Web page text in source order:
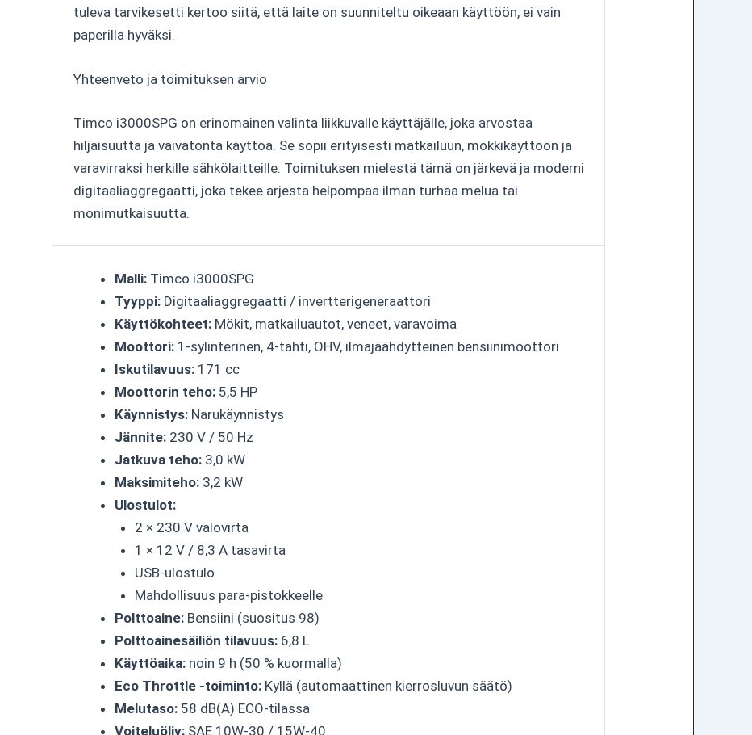
tuleva tarvikesetti kertoo siitä, että laite on suunniteltu oikeaan käyttöön, ei vain
paperilla hyväksi.
Yhteenveto ja toimituksen arvio
Timco i3000SPG on erinomainen valinta liikkuvalle käyttäjälle, joka arvostaa
hiljaisuutta ja vaivatonta käyttöä. Se sopii erityisesti matkailuun, mökkikäyttöön ja
varavirraksi herkille sähkölaitteille. Toimituksen mielestä tämä on järkevä ja moderni
digitaaliaggregaatti, joka tekee arjesta helpompaa ilman turhaa melua tai
monimutkaisuutta.
Malli:Timco i3000SPG
Tyyppi:Digitaaliaggregaatti / invertterigeneraattori
Käyttökohteet:Mökit, matkailuautot, veneet, varavoima
Moottori:1-sylinterinen, 4-tahti, OHV, ilmajäähdytteinen bensiinimoottori
Iskutilavuus:171 cc
Moottorin teho:5,5 HP
Käynnistys:Narukäynnistys
Jännite:230 V / 50 Hz
Jatkuva teho:3,0 kW
Maksimiteho:3,2 kW
Ulostulot:
2 × 230 V valovirta
1 × 12 V / 8,3 A tasavirta
USB-ulostulo
Mahdollisuus para-pistokkeelle
Polttoaine:Bensiini (suositus 98)
Polttoainesäiliön tilavuus:6,8 L
Käyttöaika:noin 9 h (50 % kuormalla)
Eco Throttle -toiminto:Kyllä (automaattinen kierrosluvun säätö)
Melutaso:58 dB(A) ECO-tilassa
Voiteluöljy:SAE 10W-30 / 15W-40